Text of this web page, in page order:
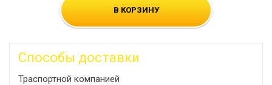
В КОРЗИНУ
Способы доставки
Траспортной компанией